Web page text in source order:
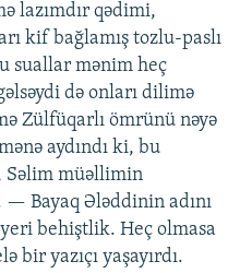
lazımdır qədimi,
kif bağlamış tozlu-paslı
suallar mənim heç
də onları dilimə
Zülfüqarlı ömrünü nəyə
aydındı ki, bu
Səlim müəllimin
— Bayaq Ələddinin adını
behiştlik. Heç olmasa
bir yazıçı yaşayırdı.